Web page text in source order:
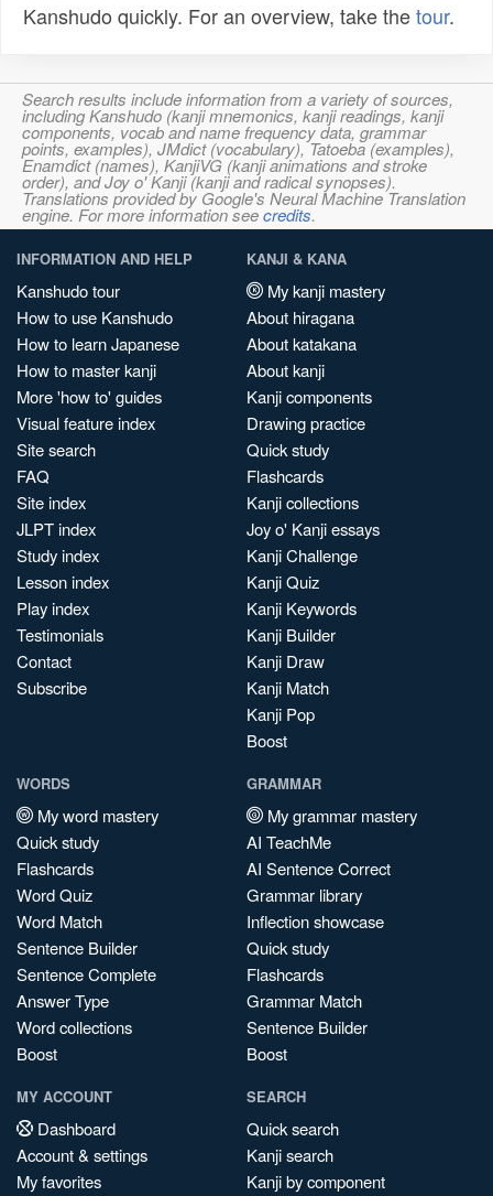
Kanshudo quickly. For an overview, take thetour.
Search results include information from a variety of sources,
including Kanshudo (kanji mnemonics, kanji readings, kanji
components, vocab and name frequency data, grammar
points, examples), JMdict (vocabulary), Tatoeba (examples),
Enamdict (names), KanjiVG (kanji animations and stroke
order), and Joy o' Kanji (kanji and radical synopses).
Translations provided by Google's Neural Machine Translation
engine. For more information seecredits.
INFORMATION AND HELP
Kanshudo tour
How to use Kanshudo
How to learn Japanese
How to master kanji
More 'how to' guides
Visual feature index
Site search
FAQ
Site index
JLPT index
Study index
Lesson index
Play index
Testimonials
Contact
Subscribe
KANJI & KANA
My kanji mastery
About hiragana
About katakana
About kanji
Kanji components
Drawing practice
Quick study
Flashcards
Kanji collections
Joy o' Kanji essays
Kanji Challenge
Kanji Quiz
Kanji Keywords
Kanji Builder
Kanji Draw
Kanji Match
Kanji Pop
Boost
WORDS
My word mastery
Quick study
Flashcards
Word Quiz
Word Match
Sentence Builder
Sentence Complete
Answer Type
Word collections
Boost
GRAMMAR
My grammar mastery
AI TeachMe
AI Sentence Correct
Grammar library
Inflection showcase
Quick study
Flashcards
Grammar Match
Sentence Builder
Boost
MY ACCOUNT
Dashboard
Account & settings
My favorites
SEARCH
Quick search
Kanji search
Kanji by component